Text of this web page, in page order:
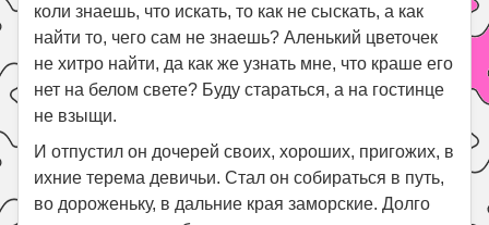
коли знаешь, что искать, то как не сыскать, а как
найти то, чего сам не знаешь? Аленький цветочек
не хитро найти, да как же узнать мне, что краше его
нет на белом свете? Буду стараться, а на гостинце
не взыщи.
И отпустил он дочерей своих, хороших, пригожих, в
ихние терема девичьи. Стал он собираться в путь,
во дороженьку, в дальние края заморские. Долго